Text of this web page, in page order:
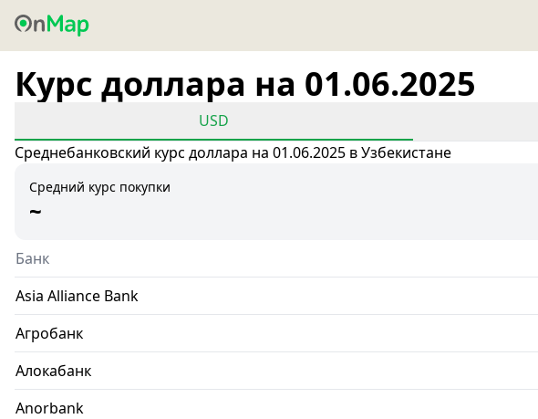
Курс доллара на 01.06.2025
USD
Среднебанковский курс доллара на 01.06.2025 в Узбекистане
Средний курс покупки
~
Банк
Asia Alliance Bank
Агробанк
Алокабанк
Anorbank